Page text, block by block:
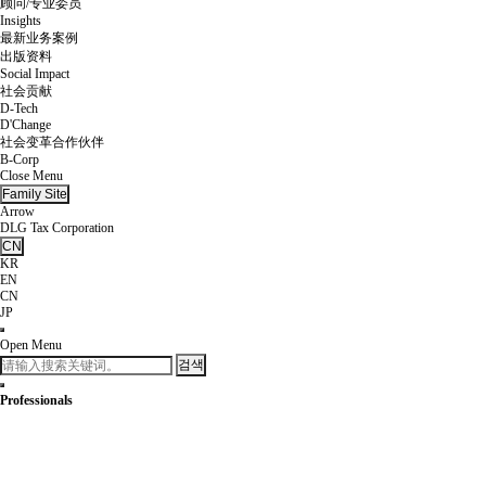
顾问/专业委员
Insights
最新业务案例
出版资料
Social Impact
社会贡献
D-Tech
D'Change
社会变革合作伙伴
B-Corp
Close Menu
Family Site
Arrow
DLG Tax Corporation
CN
KR
EN
CN
JP
Open Menu
검색
Professionals